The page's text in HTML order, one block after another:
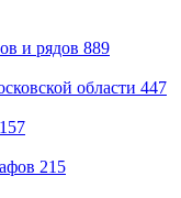
и рядов 889
области 447
157
215